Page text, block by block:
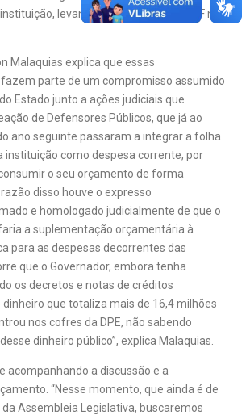
levando ao ingresso da ADPF no
Malaquias explica que essas
parte de um compromisso assumido
Estado junto a ações judiciais que
de Defensores Públicos, que já ao
ano seguinte passaram a integrar a folha
instituição como despesa corrente, por
o seu orçamento de forma
disso houve o expresso
e homologado judicialmente de que o
a suplementação orçamentária à
para as despesas decorrentes das
que o Governador, embora tenha
os decretos e notas de créditos
que totaliza mais de 16,4 milhões
nos cofres da DPE, não sabendo
dinheiro público”, explica Malaquias.
acompanhando a discussão e a
“Nesse momento, que ainda é de
Assembleia Legislativa, buscaremos